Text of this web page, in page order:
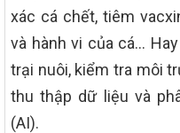
xác cá chết, tiêm
và hành vi của cá…
trại nuôi, kiểm tra môi
thu thập dữ liệu và
(AI).